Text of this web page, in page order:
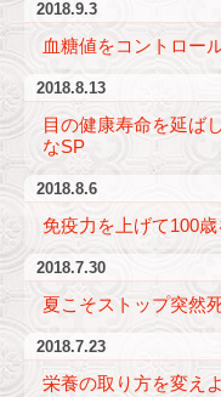
2018.9.3
血糖値をコントロー
2018.8.13
目の健康寿命を延ば
なSP
2018.8.6
免疫力を上げて100
2018.7.30
夏こそストップ突然
2018.7.23
栄養の取り方を変え